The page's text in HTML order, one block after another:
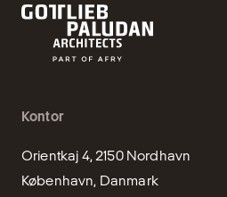
Kontor
Orientkaj 4, 2150 Nordhavn
København, Danmark